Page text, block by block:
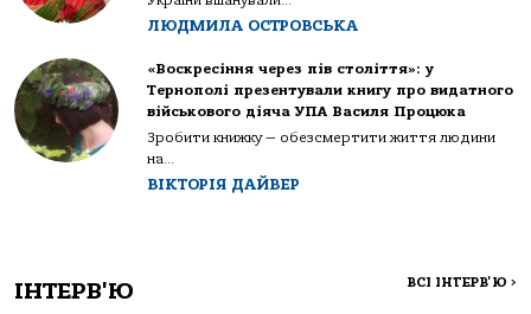
ЛЮДМИЛА ОСТРОВСЬКА
«Воскресіння через пів століття»: у
Тернополі презентували книгу про видатного
військового діяча УПА Василя Процюка
Зробити книжку — обезсмертити життя людини
на...
ВІКТОРІЯ ДАЙВЕР
ІНТЕРВ'Ю ВСІ ІНТЕРВ'Ю >